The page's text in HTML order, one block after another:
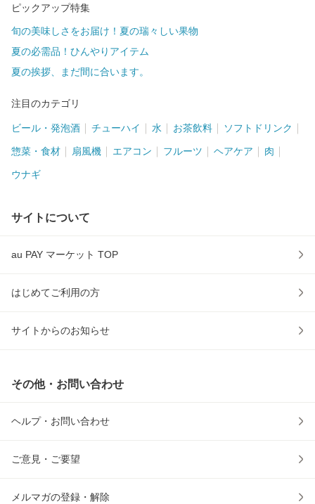
ピックアップ特集
旬の美味しさをお届け！夏の瑞々しい果物
夏の必需品！ひんやりアイテム
夏の挨拶、まだ間に合います。
注目のカテゴリ
ビール・発泡酒 チューハイ 水 お茶飲料 ソフトドリンク
惣菜・食材 扇風機 エアコン フルーツ ヘアケア 肉
ウナギ
サイトについて
au PAY マーケット TOP
はじめてご利用の方
サイトからのお知らせ
その他・お問い合わせ
ヘルプ・お問い合わせ
ご意見・ご要望
メルマガの登録・解除